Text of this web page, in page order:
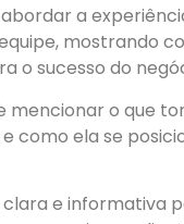
a
mostrando
o sucesso do
mencionar o que
como ela se
e informativa